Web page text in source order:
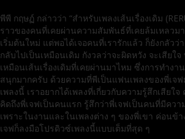
พีพี กฤษฏ์ กล่าวว่า “สำหรับเพลงเส้นเรื่องเดิม
ราวของคนที่เคยผ่านความสัมพันธ์ที่เคยล้มเหลวม
เริ่มต้นใหม่ แต่พอได้เจอคนที่เรารักแล้ว ก็ยังกลัว
กลับไปเป็นเหมือนเดิม กังวลว่าจะผิดหวัง จะเสียใ
เหมือนเส้นเรื่องเดิมที่เคยผ่านมาไหม ซึ่งการทำงา
สนุกมากครับ ด้วยความที่พีเป็นแฟนเพลงของพี่เจ
เพลงนี้ เราอยากได้เพลงที่เกี่ยวกับความรู้สึกเสียใจ
คิดถึงพี่เจฟเป็นคนแรก รู้สึกว่าพี่เจฟเป็นคนที่มีคว
เพราะในงานและในเพลงต่าง ๆ ของพี่เขา ค่อนข้
เจฟก็ลงมือโปรดิวซ์เพลงนี้แบบเต็มที่สุด ๆ